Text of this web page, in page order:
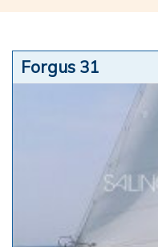
Forgus 31